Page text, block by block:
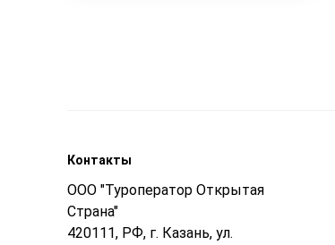
Контакты
ООО "Туроператор Открытая
Страна"
420111, РФ, г. Казань, ул.